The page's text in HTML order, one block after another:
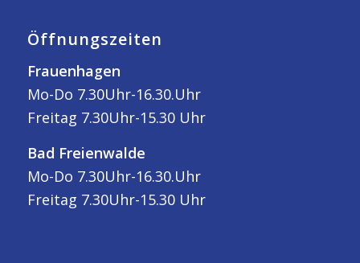
Öffnungszeiten
Frauenhagen
Mo-Do 7.30Uhr-16.30.Uhr
Freitag 7.30Uhr-15.30 Uhr
Bad Freienwalde
Mo-Do 7.30Uhr-16.30.Uhr
Freitag 7.30Uhr-15.30 Uhr